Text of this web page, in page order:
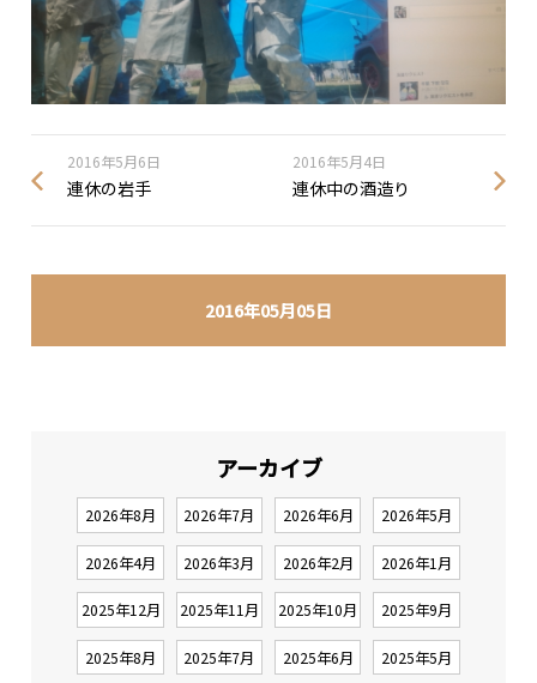
2016年05月05日
2016年5月6日
連休の岩手
2016年5月4日
連休中の酒造り
アーカイブ
2026年8月 2026年7月 2026年6月 2026年5月
2026年4月 2026年3月 2026年2月 2026年1月
2025年12月 2025年11月 2025年10月 2025年9月
2025年8月 2025年7月 2025年6月 2025年5月